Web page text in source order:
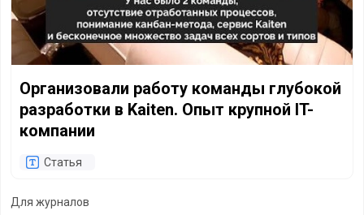
Организовали работу команды глубокой
разработки в Kaiten. Опыт крупной IT-
компании
Статья
Для журналов